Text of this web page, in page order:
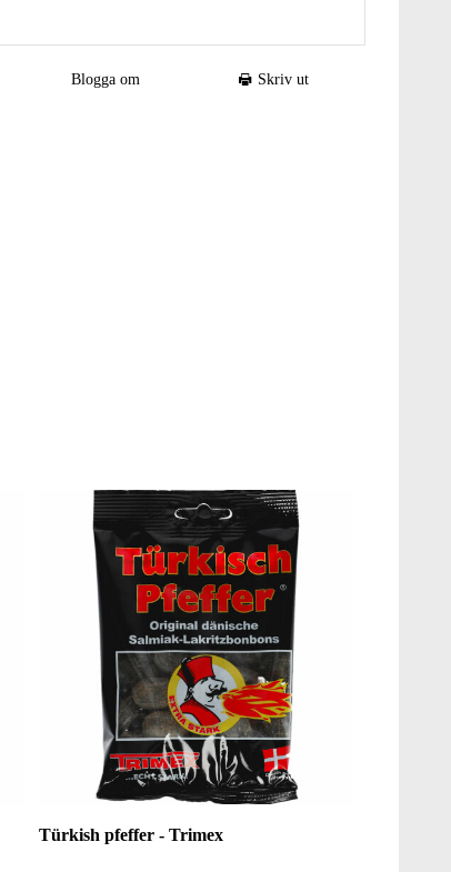
Blogga om Skriv ut
Türkish pfeffer - Trimex